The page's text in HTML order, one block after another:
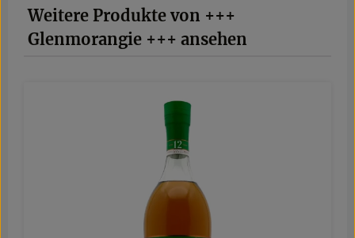
Produktgalerie überspringen
Weitere Produkte von +++
Glenmorangie +++ ansehen